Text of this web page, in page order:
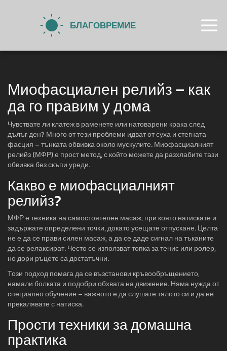
Миофасциален релийз – как
да го правим у дома
Чувствате ли клатеж в раменете или натоварени крака след
дълъг ден? Много от тези проблеми идват от суха и стегната
фасция – тънката обвивка около мускулите. Миофасциалният
релийз (МФР) е прост метод, с който можете да разхлабите тази
обвивка без скъпи уреди.
Какво е миофасциалният
релийз?
МФР е техника на самостоятелен масаж, при която натискате и
задържате определени точки, докато усещате отпускане. Целта
не е да се прави силен масаж, а да се даде сигнал на тъканите
да се релаксират. Често се използват топка за тенис или ролер,
но дори ръцете са достатъчни.
Този подход помага да се възстанови кръвообръщението,
намали болката и подобри обхвата на движение. Няма нужда от
специално обучение – важното е да слушате тялото си и да не
прекалявате с натиска.
Прости техники за домашна
практика